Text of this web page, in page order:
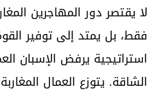
لا يقتصر دور المهاجرين
فقط، بل يمتد إلى توفير
استراتيجية يرفض الإسبان
الشاقة. يتوزع العمال